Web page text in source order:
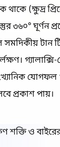
(ক্ষুদ্র
৩৬০° ঘূর্ণন
সমদিকীয় টান
যোগফল
প্রকাশ পায়।
শক্তি ও